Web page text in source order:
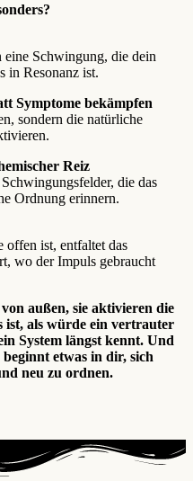
Schwingung, die dein
in Resonanz ist.
Symptome bekämpfen
sondern die natürliche
Reiz
die das
Ordnung erinnern.
offen ist, entfaltet das
wo der Impuls gebraucht
außen, sie aktivieren die
ist, als würde ein vertrauter
System längst kennt. Und
etwas in dir, sich
neu zu ordnen.